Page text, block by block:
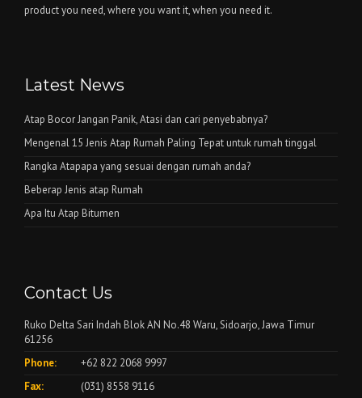
product you need, where you want it, when you need it.
Latest News
Atap Bocor Jangan Panik, Atasi dan cari penyebabnya?
Mengenal 15 Jenis Atap Rumah Paling Tepat untuk rumah tinggal
Rangka Atapapa yang sesuai dengan rumah anda?
Beberap Jenis atap Rumah
Apa Itu Atap Bitumen
Contact Us
Ruko Delta Sari Indah Blok AN No.48 Waru, Sidoarjo, Jawa Timur
61256
Phone:
+62 822 2068 9997
Fax:
(031) 8558 9116